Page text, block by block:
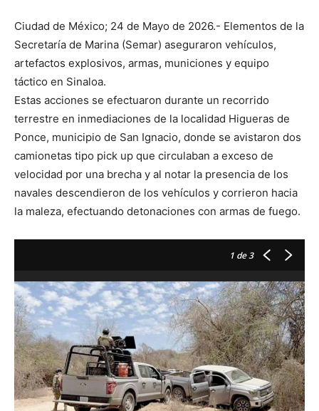
Ciudad de México; 24 de Mayo de 2026.- Elementos de la
Secretaría de Marina (Semar) aseguraron vehículos,
artefactos explosivos, armas, municiones y equipo
táctico en Sinaloa.
Estas acciones se efectuaron durante un recorrido
terrestre en inmediaciones de la localidad Higueras de
Ponce, municipio de San Ignacio, donde se avistaron dos
camionetas tipo pick up que circulaban a exceso de
velocidad por una brecha y al notar la presencia de los
navales descendieron de los vehículos y corrieron hacia
la maleza, efectuando detonaciones con armas de fuego.
1 de 3